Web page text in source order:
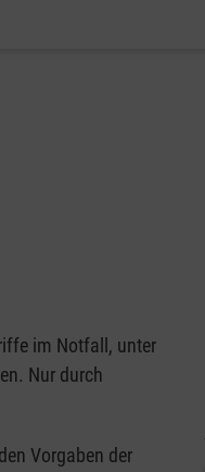
im Notfall, unter
Nur durch
Vorgaben der